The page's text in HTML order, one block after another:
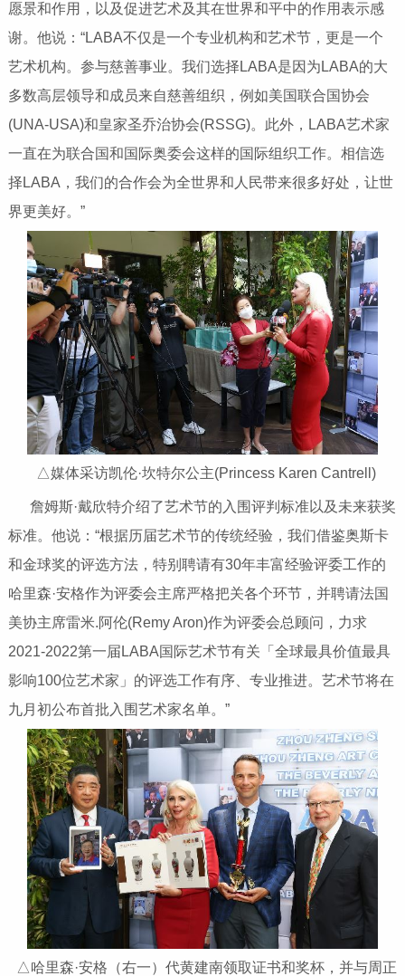
愿景和作用，以及促进艺术及其在世界和平中的作用表示感
谢。他说：“LABA不仅是一个专业机构和艺术节，更是一个
艺术机构。参与慈善事业。我们选择LABA是因为LABA的大
多数高层领导和成员来自慈善组织，例如美国联合国协会
(UNA-USA)和皇家圣乔治协会(RSSG)。此外，LABA艺术家
一直在为联合国和国际奥委会这样的国际组织工作。相信选
择LABA，我们的合作会为全世界和人民带来很多好处，让世
界更美好。”
△媒体采访凯伦·坎特尔公主(Princess Karen Cantrell)
詹姆斯·戴欣特介绍了艺术节的入围评判标准以及未来获奖
标准。他说：“根据历届艺术节的传统经验，我们借鉴奥斯卡
和金球奖的评选方法，特别聘请有30年丰富经验评委工作的
哈里森·安格作为评委会主席严格把关各个环节，并聘请法国
美协主席雷米.阿伦(Remy Aron)作为评委会总顾问，力求
2021-2022第一届LABA国际艺术节有关「全球最具价值最具
影响100位艺术家」的评选工作有序、专业推进。艺术节将在
九月初公布首批入围艺术家名单。”
△哈里森·安格（右一）代黄建南领取证书和奖杯，并与周正